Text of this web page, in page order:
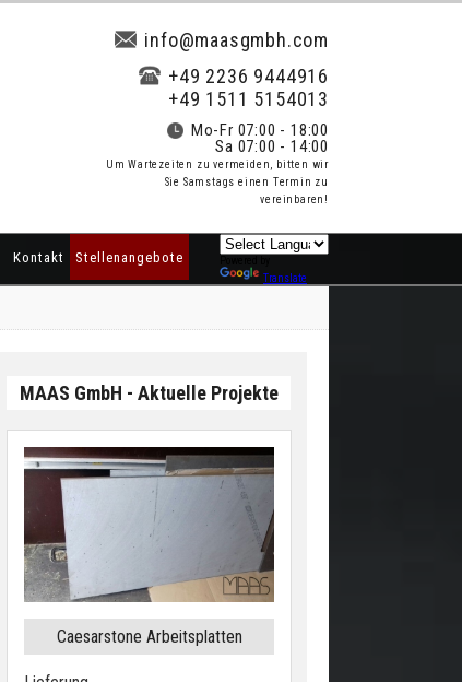
info@maasgmbh.com
+49 2236 9444916
+49 1511 5154013
Mo-Fr 07:00 - 18:00
Sa 07:00 - 14:00
Um Wartezeiten zu vermeiden, bitten wir
Sie Samstags einen Termin zu
vereinbaren!
Kontakt Stellenangebote
Translate
MAAS GmbH - Aktuelle Projekte
Caesarstone Arbeitsplatten